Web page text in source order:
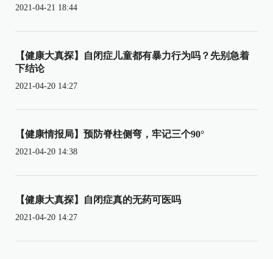
2021-04-21 18:44
【健康大真探】自闭症儿童都有暴力行为吗？先别急着
下结论
2021-04-20 14:27
【健康情报局】预防脊柱侧弯，牢记三个90°
2021-04-20 14:38
【健康大真探】自闭症真的无药可医吗
2021-04-20 14:27